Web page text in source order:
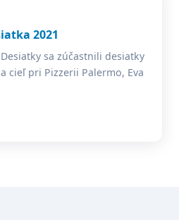
2021
sa zúčastnili desiatky
cieľ pri Pizzerii Palermo, Eva